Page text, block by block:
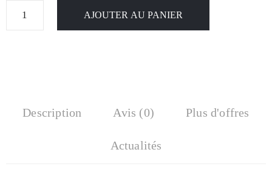
AJOUTER AU PANIER
Description Avis (0) Plus d'offres
Actualités